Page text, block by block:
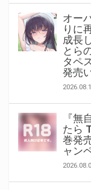
オー
りに
成長
とら
タペ
発売
『無
たら
巻発
ャン